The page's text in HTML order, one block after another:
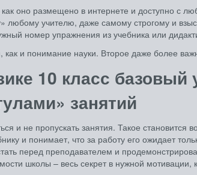
оно размещено в интернете и доступно с
любому учителю, даже самому строгому и
номер упражнения из учебника или
как и понимание науки. Второе даже более
10 класс
занятий
и не пропускать занятия. Такое
и понимает, что за работу его ожидает
перед преподавателем и
школы – весь секрет в нужной мотивации,